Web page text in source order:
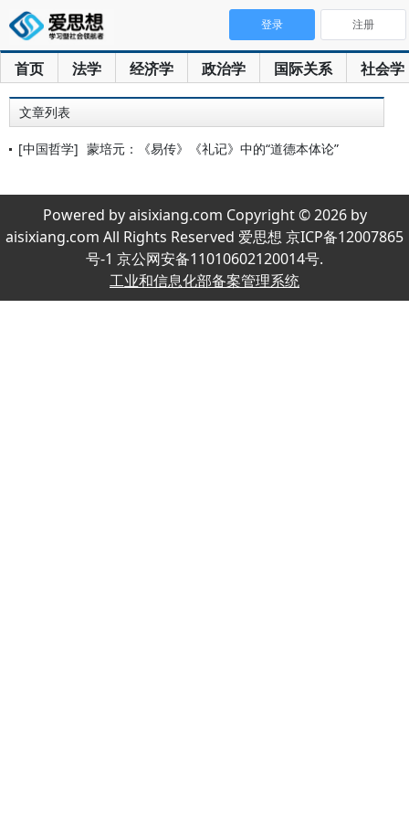
首页 法学 经济学 政治学 国际关系 社会学
登录 注册
文章列表
[中国哲学] 蒙培元：《易传》《礼记》中的“道德本体论”
Powered by aisixiang.com Copyright © 2026 by
aisixiang.com All Rights Reserved 爱思想 京ICP备12007865
号-1 京公网安备11010602120014号.
工业和信息化部备案管理系统